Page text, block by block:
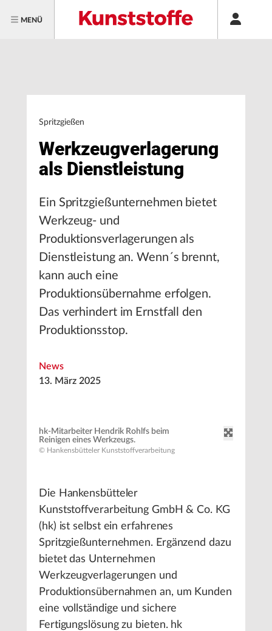
MENÜ
Spritzgießen
Werkzeugverlagerung
als Dienstleistung
Ein Spritzgießunternehmen bietet
Werkzeug- und
Produktionsverlagerungen als
Dienstleistung an. Wenn´s brennt,
kann auch eine
Produktionsübernahme erfolgen.
Das verhindert im Ernstfall den
Produktionsstop.
News
13. März 2025
hk-Mitarbeiter Hendrik Rohlfs beim
Reinigen eines Werkzeugs.
© Hankensbütteler Kunststoffverarbeitung
Die Hankensbütteler
Kunststoffverarbeitung GmbH & Co. KG
(hk) ist selbst ein erfahrenes
Spritzgießunternehmen. Ergänzend dazu
bietet das Unternehmen
Werkzeugverlagerungen und
Produktionsübernahmen an, um Kunden
eine vollständige und sichere
Fertigungslösung zu bieten. hk